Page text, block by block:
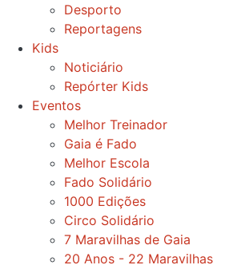
Desporto
Reportagens
Kids
Noticiário
Repórter Kids
Eventos
Melhor Treinador
Gaia é Fado
Melhor Escola
Fado Solidário
1000 Edições
Circo Solidário
7 Maravilhas de Gaia
20 Anos - 22 Maravilhas